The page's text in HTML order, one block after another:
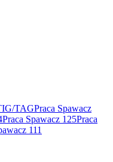
TAGPraca Spawacz
Praca Spawacz 125Praca
111